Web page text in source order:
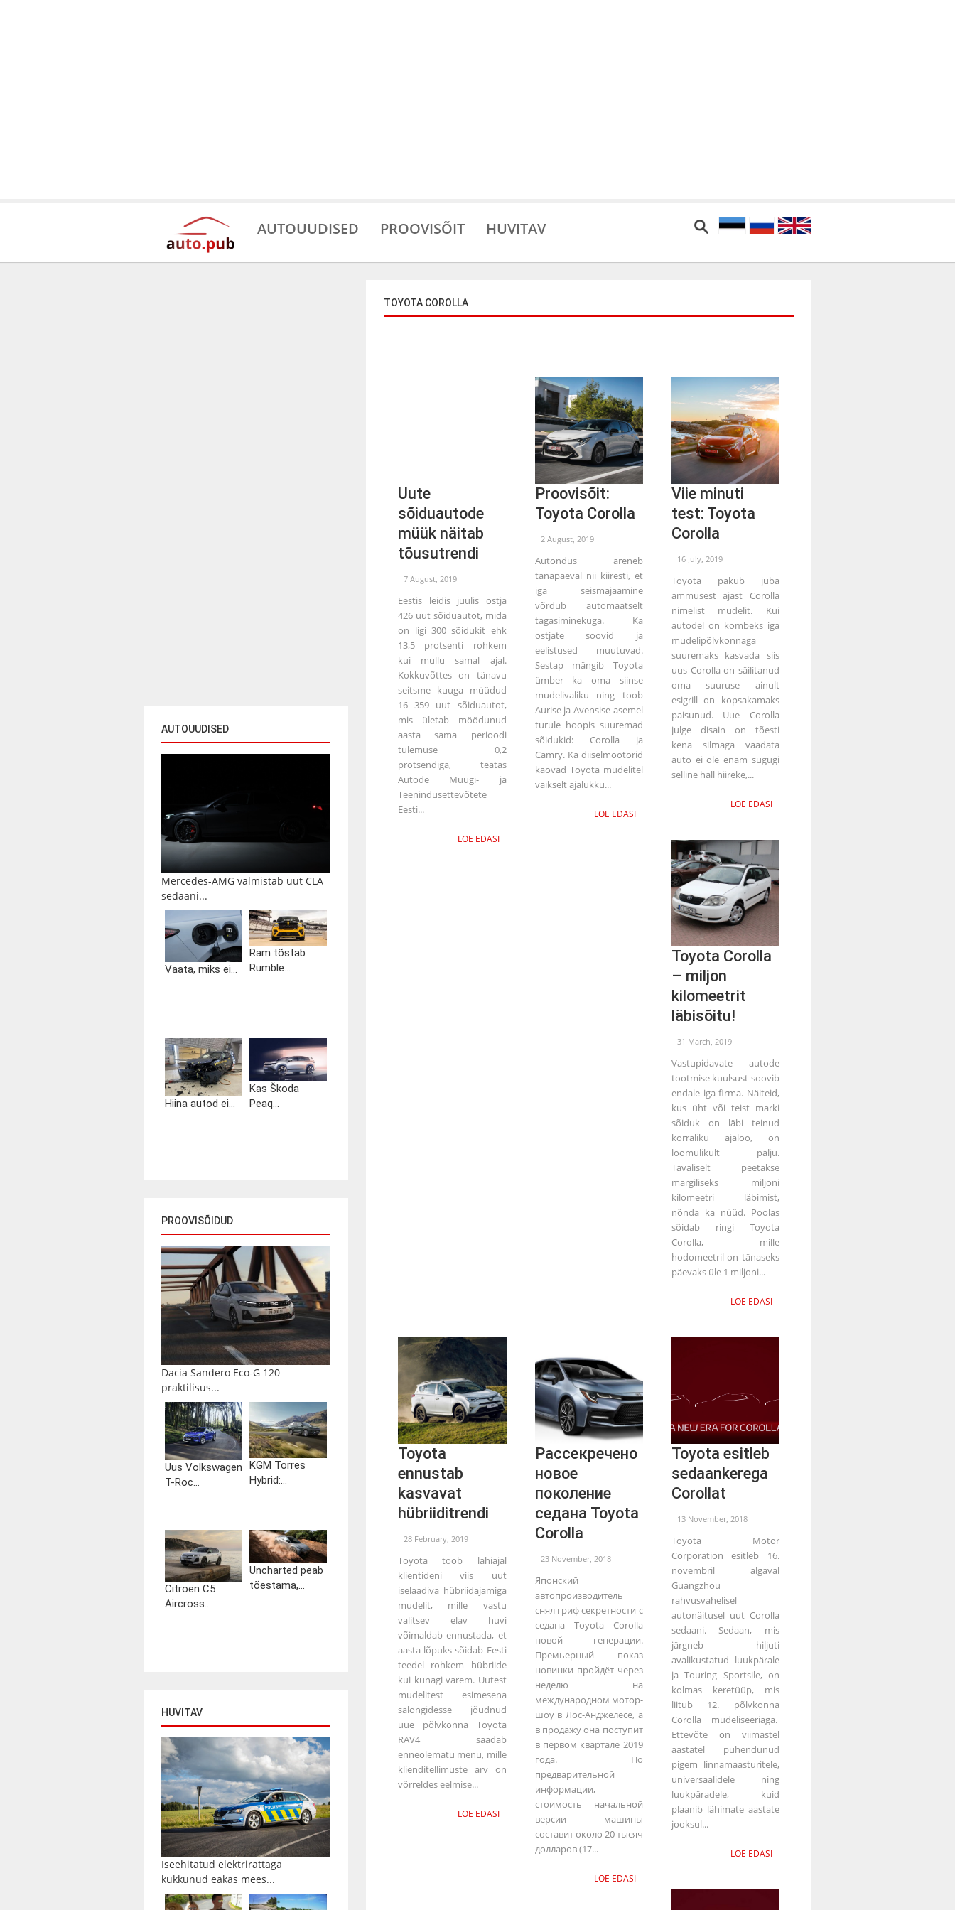
AUTOUUDISED PROOVISÕIT HUVITAV
AUTOUUDISED
Mercedes-AMG valmistab uut CLA
sedaani...
Vaata, miks ei...
Ram tõstab
Rumble...
Hiina autod ei...
Kas Škoda
Peaq...
PROOVISÕIDUD
Dacia Sandero Eco-G 120
praktilisus...
Uus Volkswagen
T-Roc...
KGM Torres
Hybrid:...
Citroën C5
Aircross...
Uncharted peab
tõestama,...
HUVITAV
Iseehitatud elektrirattaga
kukkunud eakas mees...
TOYOTA COROLLA
Uute
sõiduautode
müük näitab
tõusutrendi
7 August, 2019
Eestis leidis juulis ostja
426 uut sõiduautot, mida
on ligi 300 sõidukit ehk
13,5 protsenti rohkem
kui mullu samal ajal.
Kokkuvõttes on tänavu
seitsme kuuga müüdud
16 359 uut sõiduautot,
mis ületab möödunud
aasta sama perioodi
tulemuse 0,2
protsendiga, teatas
Autode Müügi- ja
Teenindusettevõtete
Eesti...
LOE EDASI
Proovisõit:
Toyota Corolla
2 August, 2019
Autondus areneb
tänapäeval nii kiiresti, et
iga seismajäämine
võrdub automaatselt
tagasiminekuga. Ka
ostjate soovid ja
eelistused muutuvad.
Sestap mängib Toyota
ümber ka oma siinse
mudelivaliku ning toob
Aurise ja Avensise asemel
turule hoopis suuremad
sõidukid: Corolla ja
Camry. Ka diiselmootorid
kaovad Toyota mudelitel
vaikselt ajalukku...
LOE EDASI
Viie minuti
test: Toyota
Corolla
16 July, 2019
Toyota pakub juba
ammusest ajast Corolla
nimelist mudelit. Kui
autodel on kombeks iga
mudelipõlvkonnaga
suuremaks kasvada siis
uus Corolla on säilitanud
oma suuruse ainult
esigrill on kopsakamaks
paisunud. Uue Corolla
julge disain on tõesti
kena silmaga vaadata
auto ei ole enam sugugi
selline hall hiireke,...
LOE EDASI
Toyota Corolla
– miljon
kilomeetrit
läbisõitu!
31 March, 2019
Vastupidavate autode
tootmise kuulsust soovib
endale iga firma. Näiteid,
kus üht või teist marki
sõiduk on läbi teinud
korraliku ajaloo, on
loomulikult palju.
Tavaliselt peetakse
märgiliseks miljoni
kilomeetri läbimist,
nõnda ka nüüd. Poolas
sõidab ringi Toyota
Corolla, mille
hodomeetril on tänaseks
päevaks üle 1 miljoni...
LOE EDASI
Toyota
ennustab
kasvavat
hübriiditrendi
28 February, 2019
Toyota toob lähiajal
klientideni viis uut
iselaadiva hübriidajamiga
mudelit, mille vastu
valitsev elav huvi
võimaldab ennustada, et
aasta lõpuks sõidab Eesti
teedel rohkem hübriide
kui kunagi varem. Uutest
mudelitest esimesena
salongidesse jõudnud
uue põlvkonna Toyota
RAV4 saadab
enneolematu menu, mille
klienditellimuste arv on
võrreldes eelmise...
LOE EDASI
Рассекречено
новое
поколение
седана Toyota
Corolla
23 November, 2018
Японский
автопроизводитель
снял гриф секретности с
седана Toyota Corolla
новой генерации.
Премьерный показ
новинки пройдёт через
неделю на
международном мотор-
шоу в Лос-Анджелесе, а
в продажу она поступит
в первом квартале 2019
года. По
предварительной
информации,
стоимость начальной
версии машины
составит около 20 тысяч
долларов (17...
LOE EDASI
Toyota esitleb
sedaankerega
Corollat
13 November, 2018
Toyota Motor
Corporation esitleb 16.
novembril algaval
Guangzhou
rahvusvahelisel
autonäitusel uut Corolla
sedaani. Sedaan, mis
järgneb hiljuti
avalikustatud luukpärale
ja Touring Sportsile, on
kolmas keretüüp, mis
liitub 12. põlvkonna
Corolla mudeliseeriaga.
Ettevõte on viimastel
aastatel pühendunud
pigem linnamaasturitele,
universaalidele ning
luukpäradele, kuid
plaanib lähimate aastate
jooksul...
LOE EDASI